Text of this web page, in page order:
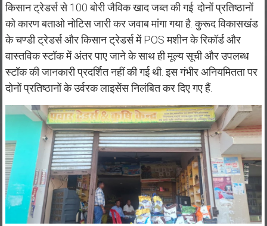
किसान ट्रेडर्स से 100 बोरी जैविक खाद जब्त की गई. दोनों प्रतिष्ठानों
को कारण बताओ नोटिस जारी कर जवाब मांगा गया है. कुरूद विकासखंड
के चण्डी ट्रेडर्स और किसान ट्रेडर्स में POS मशीन के रिकॉर्ड और
वास्तविक स्टॉक में अंतर पाए जाने के साथ ही मूल्य सूची और उपलब्ध
स्टॉक की जानकारी प्रदर्शित नहीं की गई थी. इस गंभीर अनियमितता पर
दोनों प्रतिष्ठानों के उर्वरक लाइसेंस निलंबित कर दिए गए हैं.